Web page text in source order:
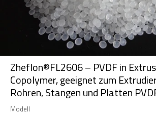
Zheflon®FL2606 – PVDF in
Copolymer, geeignet zum
Rohren, Stangen und Platten
Modell